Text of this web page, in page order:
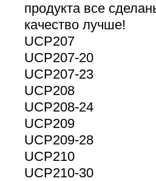
продукта все
качество лучше!
UCP207
UCP207-20
UCP207-23
UCP208
UCP208-24
UCP209
UCP209-28
UCP210
UCP210-30